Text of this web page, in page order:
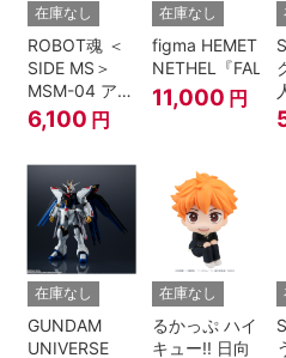
在庫なし
ROBOT魂 ＜
SIDE MS＞
MSM-04 アッ
ガイ ver.
A.N.I.M.E.
6,100 円
在庫なし
figma HEMET
NETHEL『
11,000 円
在庫なし
GUNDAM
UNIVERSE
在庫なし
るかっぷ ハイ
キュー!! 日向